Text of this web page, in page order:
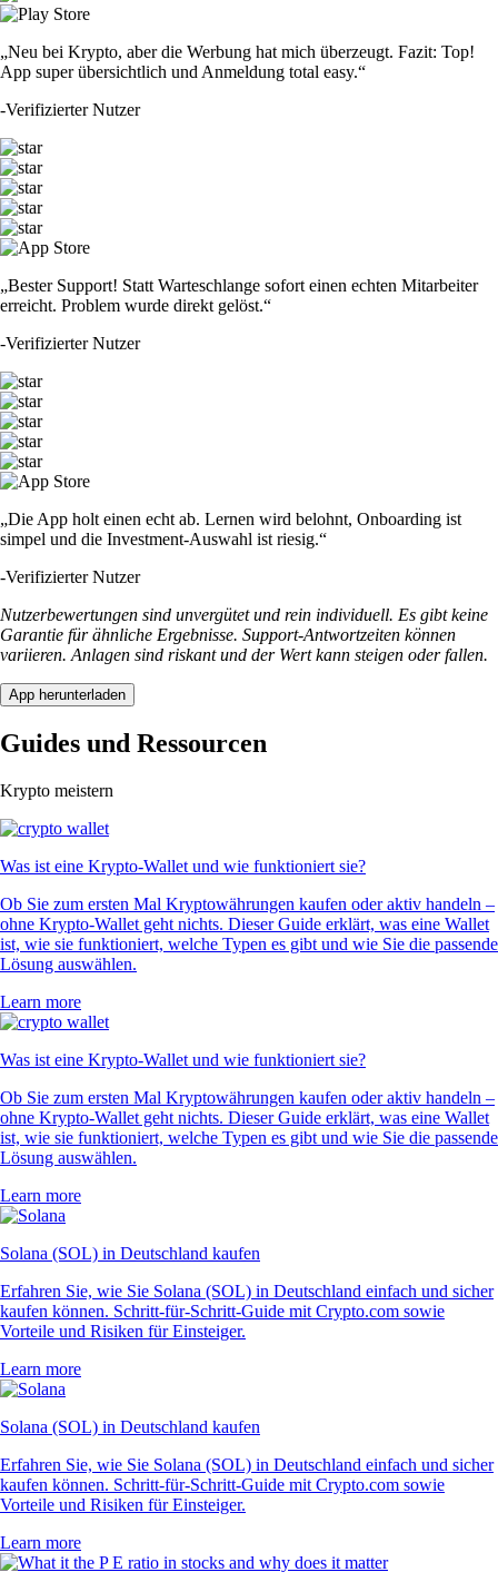
„Neu bei Krypto, aber die Werbung hat mich überzeugt. Fazit: Top!
App super übersichtlich und Anmeldung total easy.“
-Verifizierter Nutzer
„Bester Support! Statt Warteschlange sofort einen echten Mitarbeiter
erreicht. Problem wurde direkt gelöst.“
-Verifizierter Nutzer
„Die App holt einen echt ab. Lernen wird belohnt, Onboarding ist
simpel und die Investment-Auswahl ist riesig.“
-Verifizierter Nutzer
Nutzerbewertungen sind unvergütet und rein individuell. Es gibt keine
Garantie für ähnliche Ergebnisse. Support-Antwortzeiten können
variieren. Anlagen sind riskant und der Wert kann steigen oder fallen.
App herunterladen
Guides und Ressourcen
Krypto meistern
Was ist eine Krypto-Wallet und wie funktioniert sie?
Ob Sie zum ersten Mal Kryptowährungen kaufen oder aktiv handeln –
ohne Krypto-Wallet geht nichts. Dieser Guide erklärt, was eine Wallet
ist, wie sie funktioniert, welche Typen es gibt und wie Sie die passende
Lösung auswählen.
Learn more
Was ist eine Krypto-Wallet und wie funktioniert sie?
Ob Sie zum ersten Mal Kryptowährungen kaufen oder aktiv handeln –
ohne Krypto-Wallet geht nichts. Dieser Guide erklärt, was eine Wallet
ist, wie sie funktioniert, welche Typen es gibt und wie Sie die passende
Lösung auswählen.
Learn more
Solana (SOL) in Deutschland kaufen
Erfahren Sie, wie Sie Solana (SOL) in Deutschland einfach und sicher
kaufen können. Schritt-für-Schritt-Guide mit Crypto.com sowie
Vorteile und Risiken für Einsteiger.
Learn more
Solana (SOL) in Deutschland kaufen
Erfahren Sie, wie Sie Solana (SOL) in Deutschland einfach und sicher
kaufen können. Schritt-für-Schritt-Guide mit Crypto.com sowie
Vorteile und Risiken für Einsteiger.
Learn more